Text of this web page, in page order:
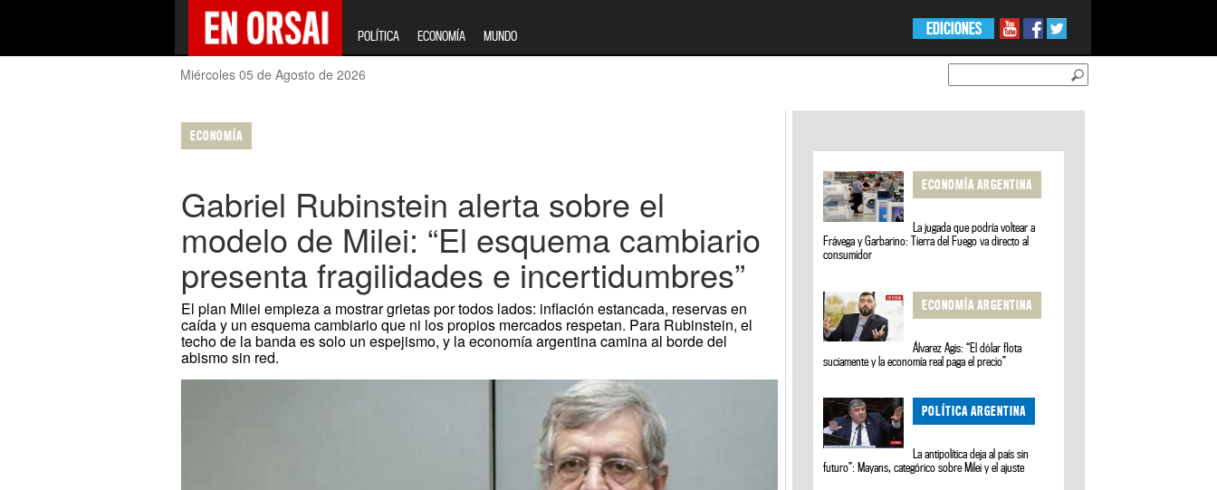
POLÍTICA ECONOMÍA MUNDO EDICIONES
Miércoles 05 de Agosto de 2026
ECONOMÍA
Gabriel Rubinstein alerta sobre el
modelo de Milei: “El esquema cambiario
presenta fragilidades e incertidumbres”
El plan Milei empieza a mostrar grietas por todos lados: inflación estancada, reservas en
caída y un esquema cambiario que ni los propios mercados respetan. Para Rubinstein, el
techo de la banda es solo un espejismo, y la economía argentina camina al borde del
abismo sin red.
ECONOMÍA ARGENTINA
La jugada que podría voltear a
Frávega y Garbarino: Tierra del Fuego va directo al
consumidor
ECONOMÍA ARGENTINA
Álvarez Agis: “El dólar flota
suciamente y la economía real paga el precio”
POLÍTICA ARGENTINA
La antipolítica deja al país sin
futuro”: Mayans, categórico sobre Milei y el ajuste